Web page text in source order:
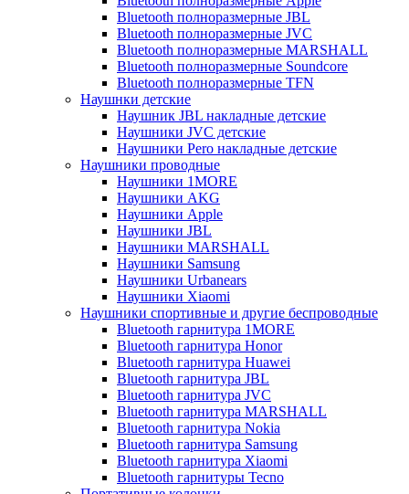
Bluetooth полноразмерные JBL
Bluetooth полноразмерные JVC
Bluetooth полноразмерные MARSHALL
Bluetooth полноразмерные Soundcore
Bluetooth полноразмерные TFN
Наушнки детские
Наушник JBL накладные детские
Наушники JVC детские
Наушники Pero накладные детские
Наушники проводные
Наушники 1MORE
Наушники AKG
Наушники Apple
Наушники JBL
Наушники MARSHALL
Наушники Samsung
Наушники Urbanears
Наушники Xiaomi
Наушники спортивные и другие беспроводные
Bluetooth гарнитура 1MORE
Bluetooth гарнитура Honor
Bluetooth гарнитура Huawei
Bluetooth гарнитура JBL
Bluetooth гарнитура JVC
Bluetooth гарнитура MARSHALL
Bluetooth гарнитура Nokia
Bluetooth гарнитура Samsung
Bluetooth гарнитура Xiaomi
Bluetooth гарнитуры Tecno